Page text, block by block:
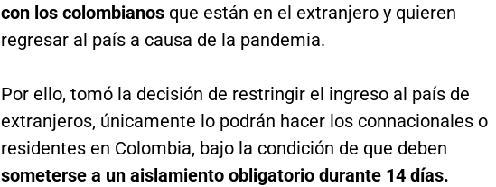
con los colombianosque están en el extranjero y quieren
regresar al país a causa de la pandemia.
Por ello, tomó la decisión de restringir el ingreso al país de
extranjeros, únicamente lo podrán hacer los connacionales o
residentes en Colombia, bajo la condición de que deben
someterse a un aislamiento obligatorio durante 14 días.